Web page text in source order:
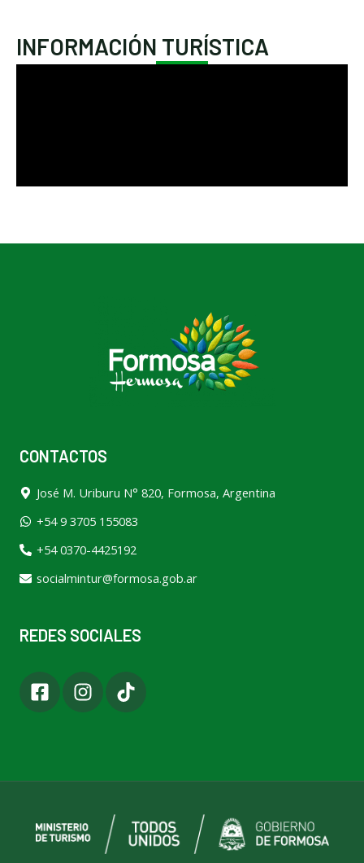
INFORMACIÓN TURÍSTICA
CONTACTOS
José M. Uriburu N° 820, Formosa, Argentina
+54 9 3705 155083
+54 0370-4425192
socialmintur@formosa.gob.ar
REDES SOCIALES